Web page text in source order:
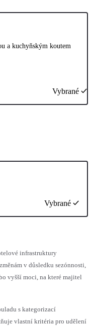
a kuchyňským koutem
Vybrané
Vybrané
infrastruktury
v důsledku sezónnosti,
vyšší moci, na které majitel
s kategorizací
vlastní kritéria pro udělení